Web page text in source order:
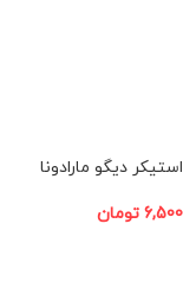
استیکر دیگو مارادونا
6,500 تومان